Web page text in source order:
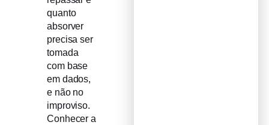
quanto
absorver
precisa ser
tomada
com base
em dados,
e não no
improviso.
Conhecer a